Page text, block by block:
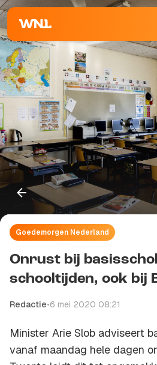
Goedemorgen Nederland
Onrust bij
schooltijden, ook bij
Redactie•6 mei 2020 08:21
Minister Arie Slob adviseert
vanaf maandag hele dagen